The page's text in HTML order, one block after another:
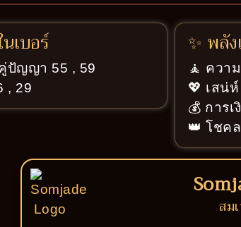
เบอร์
ปัญญา 55 , 59
, 29
✨ พลั
🧘 ควา
💖 เสน่
💰 การ
👑 โชค
สม